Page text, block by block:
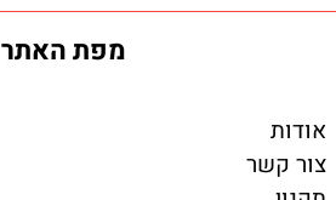
מפת האתר
אודות
צור קשר